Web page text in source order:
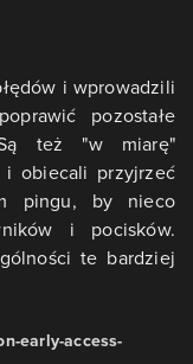
i wprowadzili
pozostałe
też "w miarę"
i obiecali przyjrzeć
pingu, by nieco
i pocisków.
te bardziej
early-access-